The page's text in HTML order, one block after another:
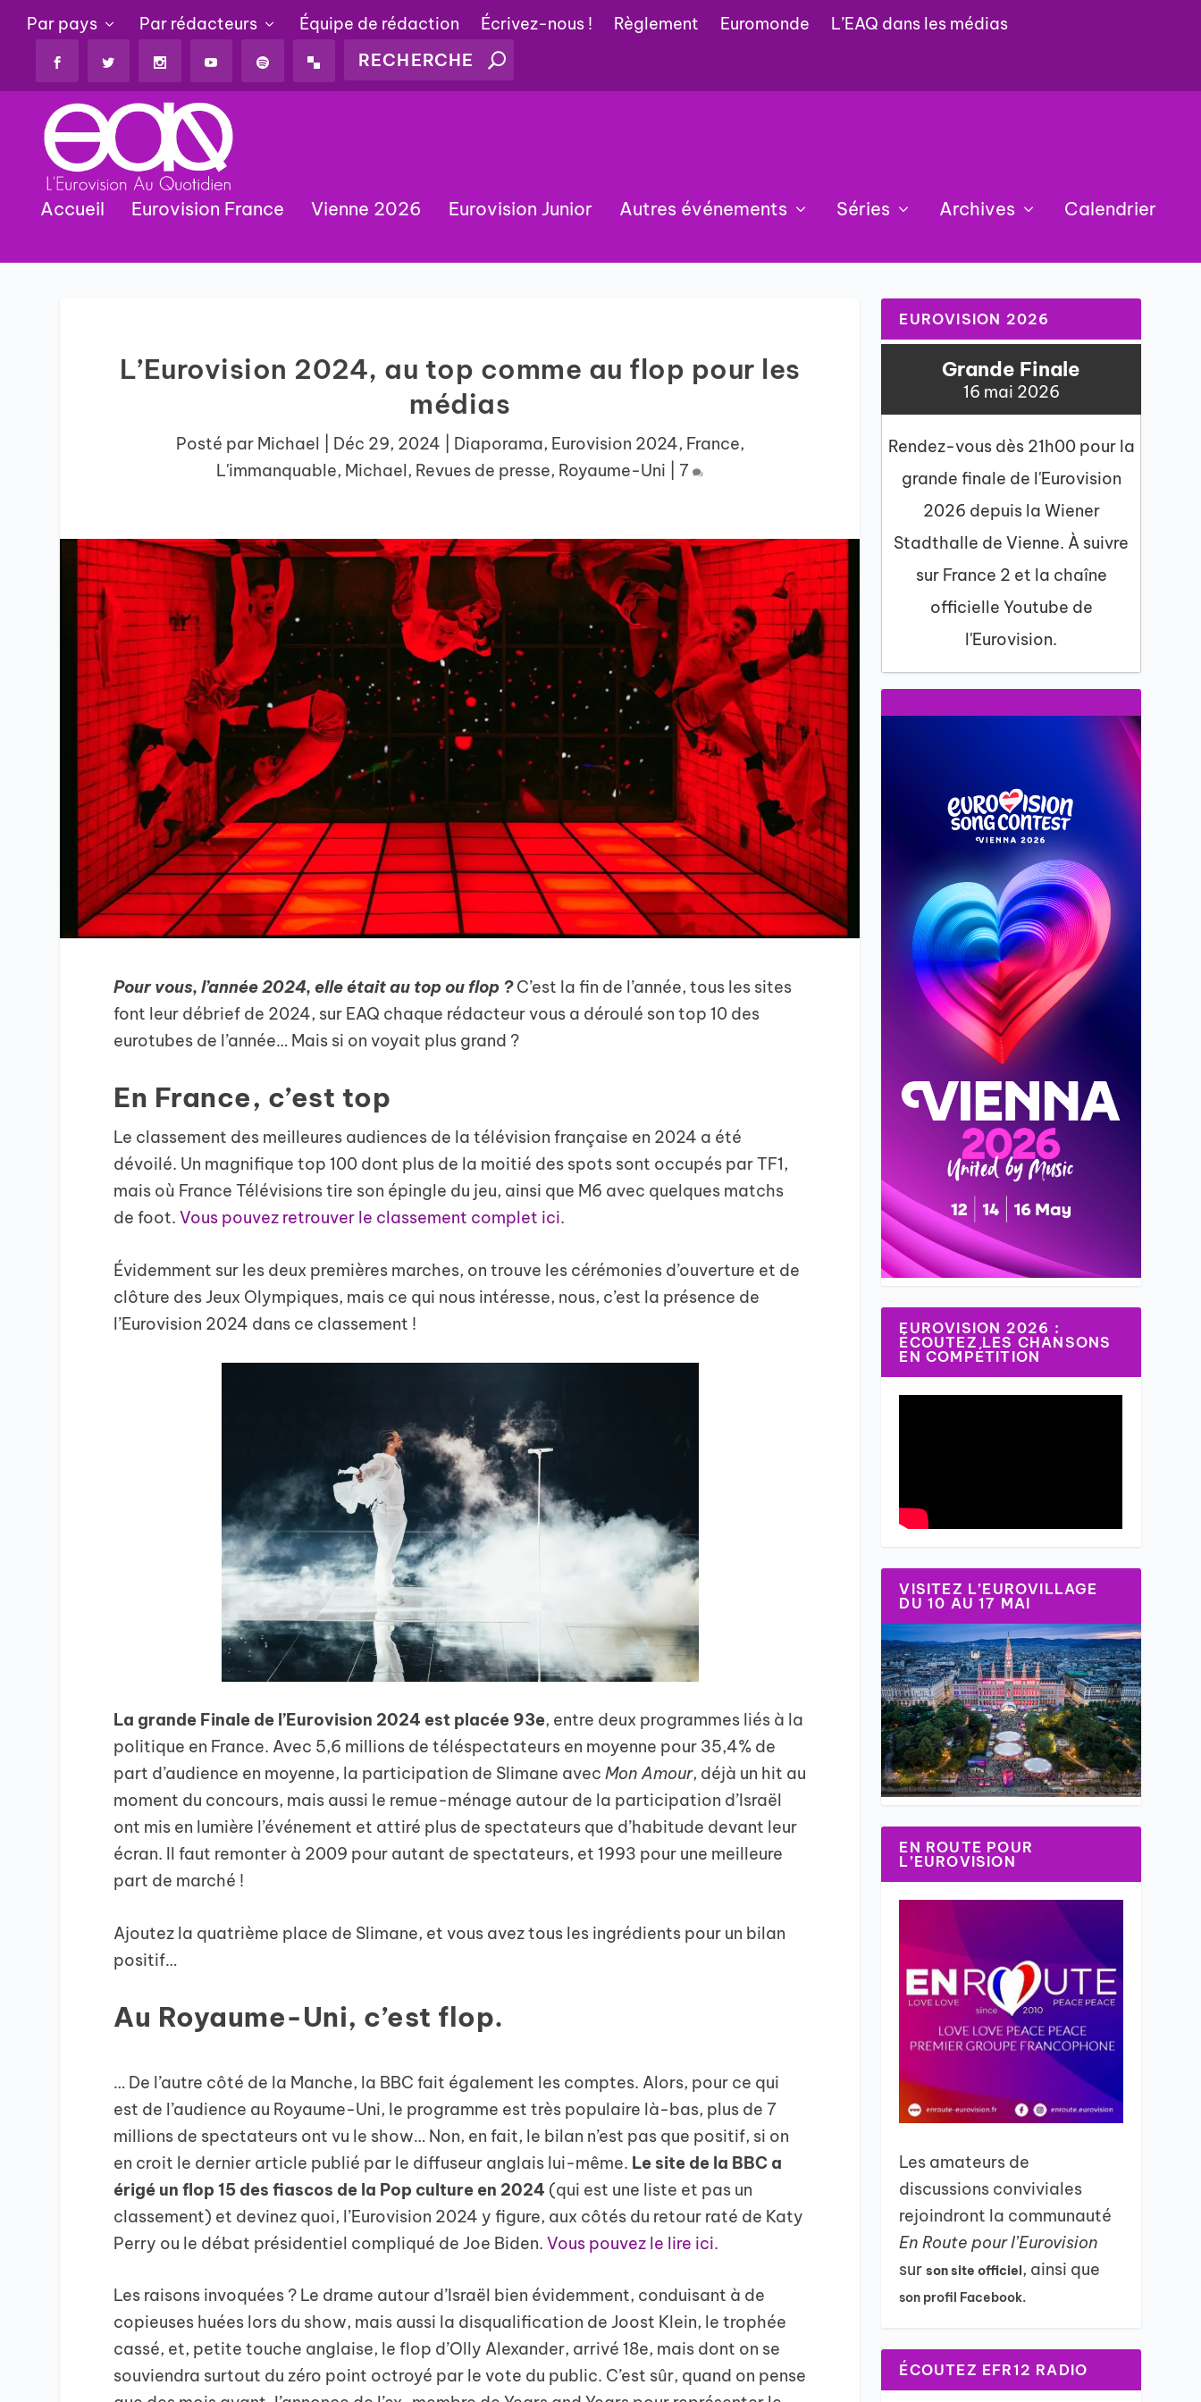
Par pays Par rédacteurs Équipe de rédaction Écrivez-nous ! Règlement Euromonde L’EAQ dans les médias
Accueil Eurovision France Vienne 2026 Eurovision Junior Autres événements Séries Archives Calendrier
L’Eurovision 2024, au top comme au flop pour les
médias
Posté par Michael Déc 29, 2024 Diaporama, Eurovision 2024, France,
L'immanquable, Michael, Revues de presse, Royaume-Uni 7
Pour vous, l’année 2024, elle était au top ou flop ?C’est la fin de l’année, tous les sites
font leur débrief de 2024, sur EAQ chaque rédacteur vous a déroulé son top 10 des
eurotubes de l’année… Mais si on voyait plus grand ?
En France, c’est top
Le classement des meilleures audiences de la télévision française en 2024 a été
dévoilé. Un magnifique top 100 dont plus de la moitié des spots sont occupés par TF1,
mais où France Télévisions tire son épingle du jeu, ainsi que M6 avec quelques matchs
de foot.Vous pouvez retrouver le classement complet ici.
Évidemment sur les deux premières marches, on trouve les cérémonies d’ouverture et de
clôture des Jeux Olympiques, mais ce qui nous intéresse, nous, c’est la présence de
l’Eurovision 2024 dans ce classement !
La grande Finale de l’Eurovision 2024 est placée 93e, entre deux programmes liés à la
politique en France. Avec 5,6 millions de téléspectateurs en moyenne pour 35,4% de
part d’audience en moyenne, la participation de Slimane avecMon Amour, déjà un hit au
moment du concours, mais aussi le remue-ménage autour de la participation d’Israël
ont mis en lumière l’événement et attiré plus de spectateurs que d’habitude devant leur
écran. Il faut remonter à 2009 pour autant de spectateurs, et 1993 pour une meilleure
part de marché !
Ajoutez la quatrième place de Slimane, et vous avez tous les ingrédients pour un bilan
positif…
Au Royaume-Uni, c’est flop.
… De l’autre côté de la Manche, la BBC fait également les comptes. Alors, pour ce qui
est de l’audience au Royaume-Uni, le programme est très populaire là-bas, plus de 7
millions de spectateurs ont vu le show… Non, en fait, le bilan n’est pas que positif, si on
en croit le dernier article publié par le diffuseur anglais lui-même. Le site de la BBC a
érigé un flop 15 des fiascos de la Pop culture en 2024 (qui est une liste et pas un
classement) et devinez quoi, l’Eurovision 2024 y figure, aux côtés du retour raté de Katy
Perry ou le débat présidentiel compliqué de Joe Biden.Vous pouvez le lire ici.
Les raisons invoquées ? Le drame autour d’Israël bien évidemment, conduisant à de
copieuses huées lors du show, mais aussi la disqualification de Joost Klein, le trophée
cassé, et, petite touche anglaise, le flop d’Olly Alexander, arrivé 18e, mais dont on se
souviendra surtout du zéro point octroyé par le vote du public. C’est sûr, quand on pense
EUROVISION 2026
Grande Finale
16 mai 2026
Rendez-vous dès 21h00 pour la
grande finale de l'Eurovision
2026 depuis la Wiener
Stadthalle de Vienne. À suivre
sur France 2 et la chaîne
officielle Youtube de
l'Eurovision.
EUROVISION 2026 :
ÉCOUTEZ LES CHANSONS
EN COMPÉTITION
VISITEZ L’EUROVILLAGE
DU 10 AU 17 MAI
EN ROUTE POUR
L’EUROVISION
Les amateurs de
discussions conviviales
rejoindront la communauté
En Route pour l’Eurovision
surson site officiel, ainsi que
son profil Facebook.
ÉCOUTEZ EFR12 RADIO